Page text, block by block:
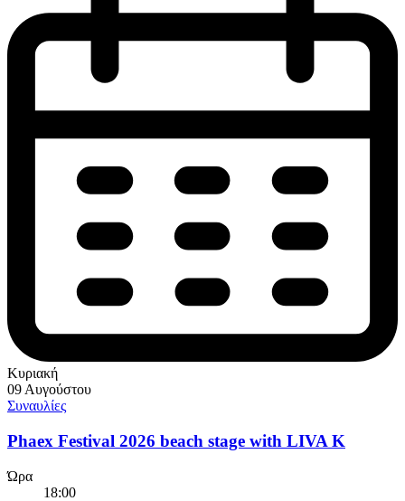
Κυριακή
09 Αυγούστου
Συναυλίες
Phaex Festival 2026 beach stage with LIVA K
Ώρα
18:00